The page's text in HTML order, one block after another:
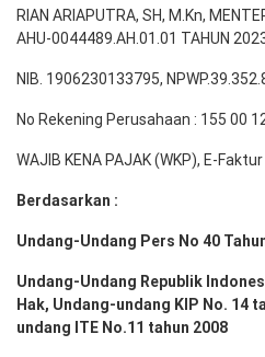
RIAN ARIAPUTRA, SH, M.Kn,
AHU-0044489.AH.01.01 TAHUN
NIB. 1906230133795,
No Rekening Perusahaan : 155 00
WAJIB KENA PAJAK (WKP), E-
Berdasarkan :
Undang-Undang Pers No 40
Undang-Undang Republik
Hak, Undang-undang KIP No. 14
undang ITE No.11 tahun 2008